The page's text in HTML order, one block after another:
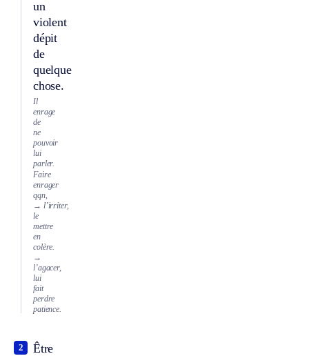
un
violent
dépit
de
quelque
chose.
Il
enrage
de
ne
pouvoir
lui
parler.
Faire
enrager
qqn,
→ l’irriter,
le
mettre
en
colère.
→
l’agacer,
lui
fait
perdre
patience.
Être
2